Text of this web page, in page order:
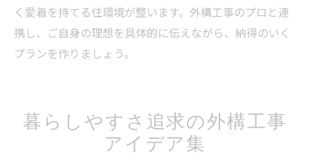
く愛着を持てる住環境が整います。外構工事のプロと連
携し、ご自身の理想を具体的に伝えながら、納得のいく
プランを作りましょう。
暮らしやすさ追求の外構工事
アイデア集